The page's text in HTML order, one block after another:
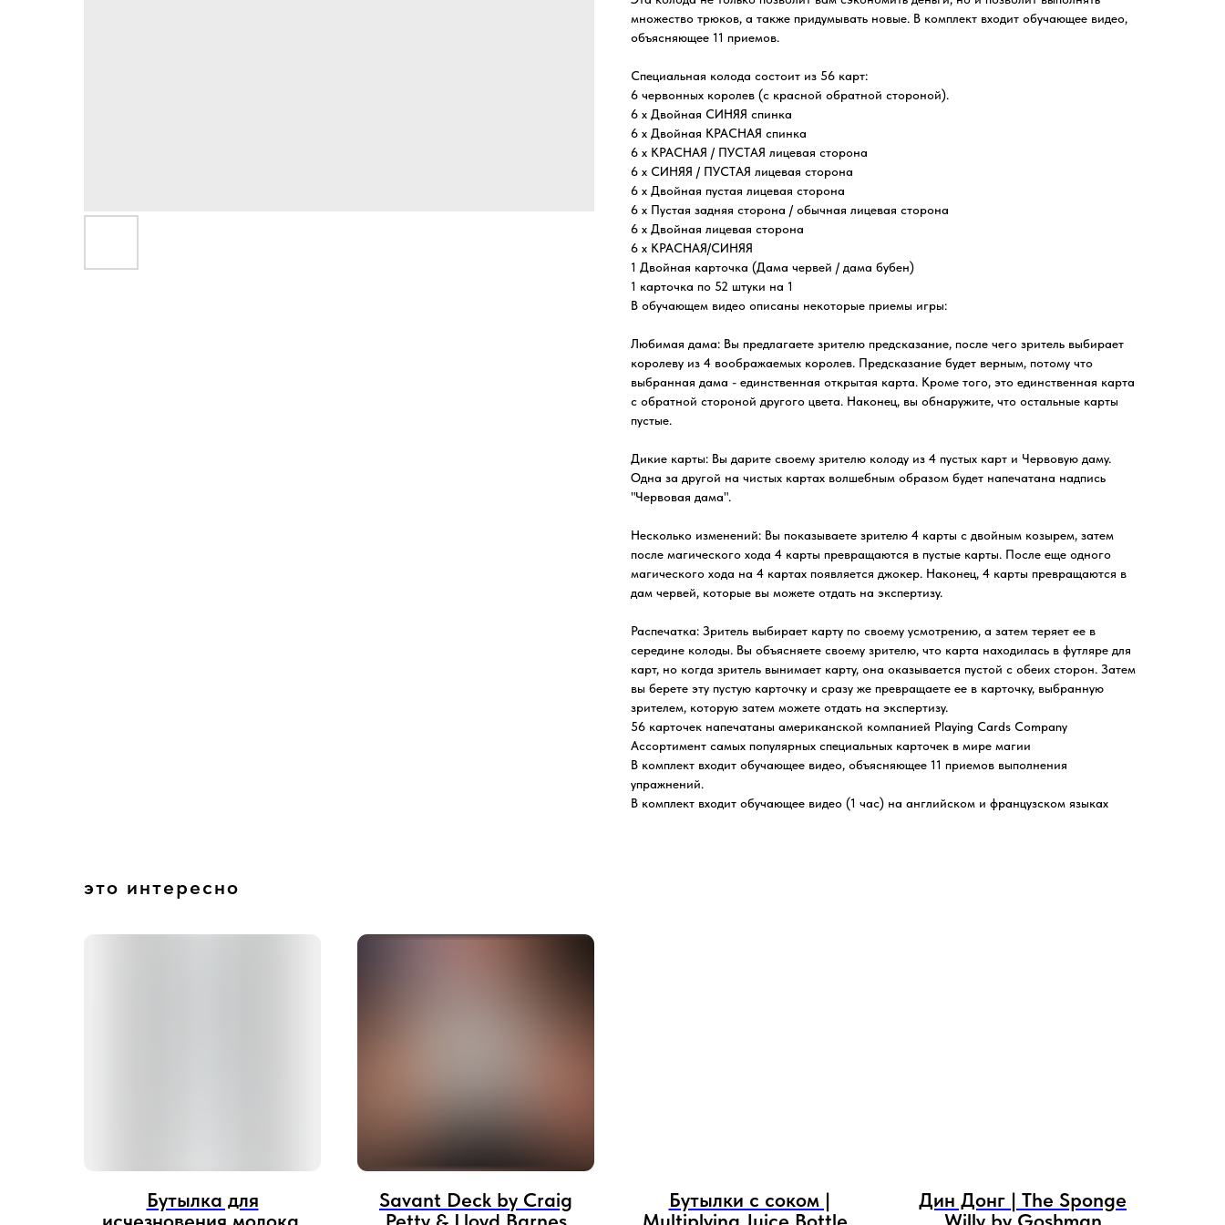
множество трюков, а также придумывать новые. В комплект входит обучающее видео,
объясняющее 11 приемов.
Специальная колода состоит из 56 карт:
6 червонных королев (с красной обратной стороной).
6 х Двойная СИНЯЯ спинка
6 х Двойная КРАСНАЯ спинка
6 х КРАСНАЯ / ПУСТАЯ лицевая сторона
6 х СИНЯЯ / ПУСТАЯ лицевая сторона
6 х Двойная пустая лицевая сторона
6 х Пустая задняя сторона / обычная лицевая сторона
6 х Двойная лицевая сторона
6 х КРАСНАЯ/СИНЯЯ
1 Двойная карточка (Дама червей / дама бубен)
1 карточка по 52 штуки на 1
В обучающем видео описаны некоторые приемы игры:
Любимая дама: Вы предлагаете зрителю предсказание, после чего зритель выбирает
королеву из 4 воображаемых королев. Предсказание будет верным, потому что
выбранная дама - единственная открытая карта. Кроме того, это единственная карта
с обратной стороной другого цвета. Наконец, вы обнаружите, что остальные карты
пустые.
Дикие карты: Вы дарите своему зрителю колоду из 4 пустых карт и Червовую даму.
Одна за другой на чистых картах волшебным образом будет напечатана надпись
"Червовая дама".
Несколько изменений: Вы показываете зрителю 4 карты с двойным козырем, затем
после магического хода 4 карты превращаются в пустые карты. После еще одного
магического хода на 4 картах появляется джокер. Наконец, 4 карты превращаются в
дам червей, которые вы можете отдать на экспертизу.
Распечатка: Зритель выбирает карту по своему усмотрению, а затем теряет ее в
середине колоды. Вы объясняете своему зрителю, что карта находилась в футляре для
карт, но когда зритель вынимает карту, она оказывается пустой с обеих сторон. Затем
вы берете эту пустую карточку и сразу же превращаете ее в карточку, выбранную
зрителем, которую затем можете отдать на экспертизу.
56 карточек напечатаны американской компанией Playing Cards Company
Ассортимент самых популярных специальных карточек в мире магии
В комплект входит обучающее видео, объясняющее 11 приемов выполнения
упражнений.
В комплект входит обучающее видео (1 час) на английском и французском языках
это интересно
Бутылка для
Savant Deck by Craig
Бутылки с соком |
Дин Донг | The Sponge